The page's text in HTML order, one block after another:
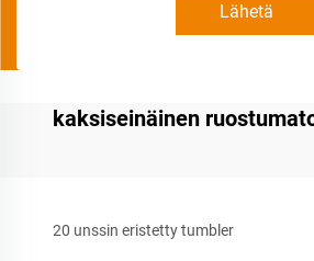
Lähetä
kaksiseinäinen
20 unssin eristetty tumbler